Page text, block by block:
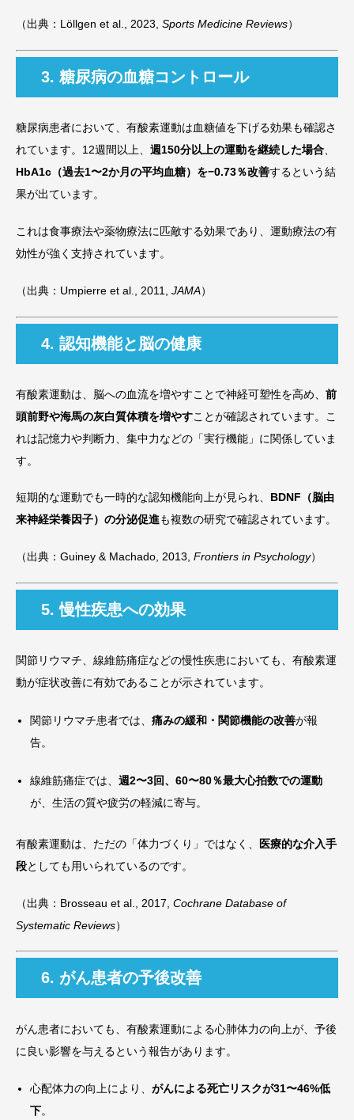
（出典：Löllgen et al., 2023, Sports Medicine Reviews）
3. 糖尿病の血糖コントロール
糖尿病患者において、有酸素運動は血糖値を下げる効果も確認さ
れています。12週間以上、 週150分以上の運動を継続した場合
HbA1c（過去1〜2か月の平均血糖）を−0.73％改善するという結
果が出ています。
これは食事療法や薬物療法に匹敵する効果であり、運動療法の有
効性が強く支持されています。
（出典：Umpierre et al., 2011, JAMA）
4. 認知機能と脳の健康
有酸素運動は、脳への血流を増やすことで神経可塑性を高め、 前
頭前野や海馬の灰白質体積を増やすことが確認されています。こ
れは記憶力や判断力、集中力などの「実行機能」に関係していま
す。
短期的な運動でも一時的な認知機能向上が見られ、 BDNF（脳由
来神経栄養因子）の分泌促進も複数の研究で確認されています。
（出典：Guiney & Machado, 2013, Frontiers in Psychology）
5. 慢性疾患への効果
関節リウマチ、線維筋痛症などの慢性疾患においても、有酸素運
動が症状改善に有効であることが示されています。
関節リウマチ患者では、痛みの緩和・関節機能の改善が報
告。
線維筋痛症では、週2〜3回、60〜80％最大心拍数での運動
が、生活の質や疲労の軽減に寄与。
有酸素運動は、ただの「体力づくり」ではなく、
医療的な介入手
段としても用いられているのです。
（出典：Brosseau et al., 2017, Cochrane Database of
Systematic Reviews）
6. がん患者の予後改善
がん患者においても、有酸素運動による心肺体力の向上が、予後
に良い影響を与えるという報告があります。
心配体力の向上により、がんによる死亡リスクが31〜46%低
下。